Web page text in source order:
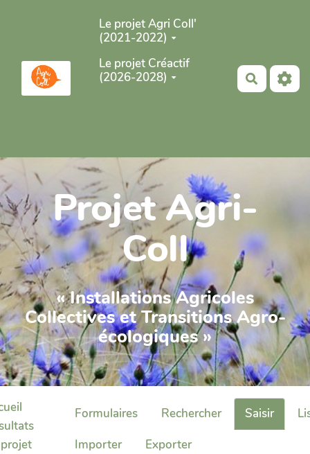
Aller au contenu principalLe projet Agri Coll'
(2021-2022)
Le projet Créactif
(2026-2028)
Projet Agri-
Coll
« Installations Agricoles
Collectives et Transitions Agro-
écologiques »
Formulaires Rechercher Saisir
Importer
Exporter